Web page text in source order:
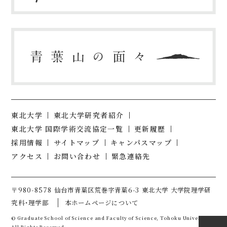
東北大学
東北大学研究者紹介
東北大学 国際学術交流協定一覧
更新履歴
採用情報
サイトマップ
キャンパスマップ
アクセス
お問い合わせ 緊急連絡先
〒980-8578 仙台市青葉区荒巻字青葉6-3 東北大学 大学院理学研
究科・理学部
本ホームページについて
© Graduate School of Science and Faculty of Science, Tohoku University.